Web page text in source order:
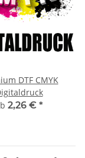
DTF CMYK
2,26 € *